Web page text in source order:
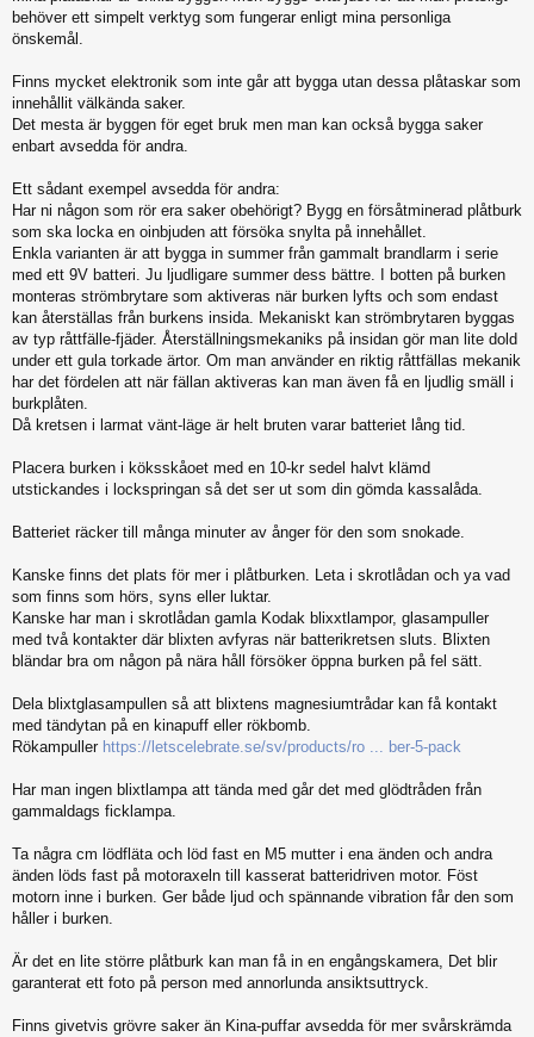
behöver ett simpelt verktyg som fungerar enligt mina personliga
önskemål.
Finns mycket elektronik som inte går att bygga utan dessa plåtaskar som
innehållit välkända saker.
Det mesta är byggen för eget bruk men man kan också bygga saker
enbart avsedda för andra.
Ett sådant exempel avsedda för andra:
Har ni någon som rör era saker obehörigt? Bygg en försåtminerad plåtburk
som ska locka en oinbjuden att försöka snylta på innehållet.
Enkla varianten är att bygga in summer från gammalt brandlarm i serie
med ett 9V batteri. Ju ljudligare summer dess bättre. I botten på burken
monteras strömbrytare som aktiveras när burken lyfts och som endast
kan återställas från burkens insida. Mekaniskt kan strömbrytaren byggas
av typ råttfälle-fjäder. Återställningsmekaniks på insidan gör man lite dold
under ett gula torkade ärtor. Om man använder en riktig råttfällas mekanik
har det fördelen att när fällan aktiveras kan man även få en ljudlig smäll i
burkplåten.
Då kretsen i larmat vänt-läge är helt bruten varar batteriet lång tid.
Placera burken i köksskåoet med en 10-kr sedel halvt klämd
utstickandes i lockspringan så det ser ut som din gömda kassalåda.
Batteriet räcker till många minuter av ånger för den som snokade.
Kanske finns det plats för mer i plåtburken. Leta i skrotlådan och ya vad
som finns som hörs, syns eller luktar.
Kanske har man i skrotlådan gamla Kodak blixxtlampor, glasampuller
med två kontakter där blixten avfyras när batterikretsen sluts. Blixten
bländar bra om någon på nära håll försöker öppna burken på fel sätt.
Dela blixtglasampullen så att blixtens magnesiumtrådar kan få kontakt
med tändytan på en kinapuff eller rökbomb.
Rökampuller https://letscelebrate.se/sv/products/ro ... ber-5-pack
Har man ingen blixtlampa att tända med går det med glödtråden från
gammaldags ficklampa.
Ta några cm lödfläta och löd fast en M5 mutter i ena änden och andra
änden löds fast på motoraxeln till kasserat batteridriven motor. Föst
motorn inne i burken. Ger både ljud och spännande vibration får den som
håller i burken.
Är det en lite större plåtburk kan man få in en engångskamera, Det blir
garanterat ett foto på person med annorlunda ansiktsuttryck.
Finns givetvis grövre saker än Kina-puffar avsedda för mer svårskrämda